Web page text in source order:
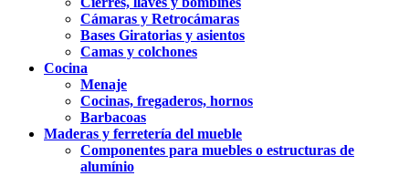
Cámaras y Retrocámaras
Bases Giratorias y asientos
Camas y colchones
Cocina
Menaje
Cocinas, fregaderos, hornos
Barbacoas
Maderas y ferretería del mueble
Componentes para muebles o estructuras de
alumínio